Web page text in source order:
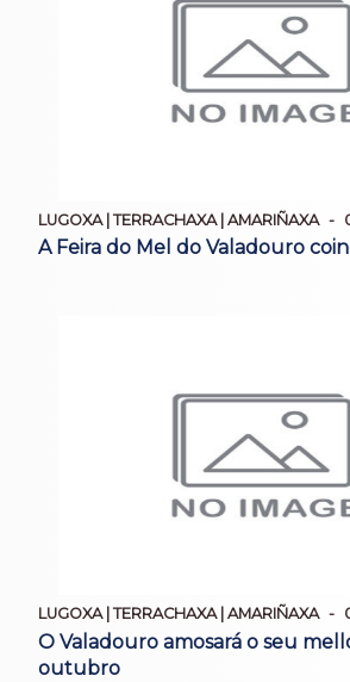
LUGOXA | TERRACHAXA | AMARIÑAXA
A Feira do Mel do Valadouro
LUGOXA | TERRACHAXA | AMARIÑAXA
O Valadouro amosará o seu
outubro